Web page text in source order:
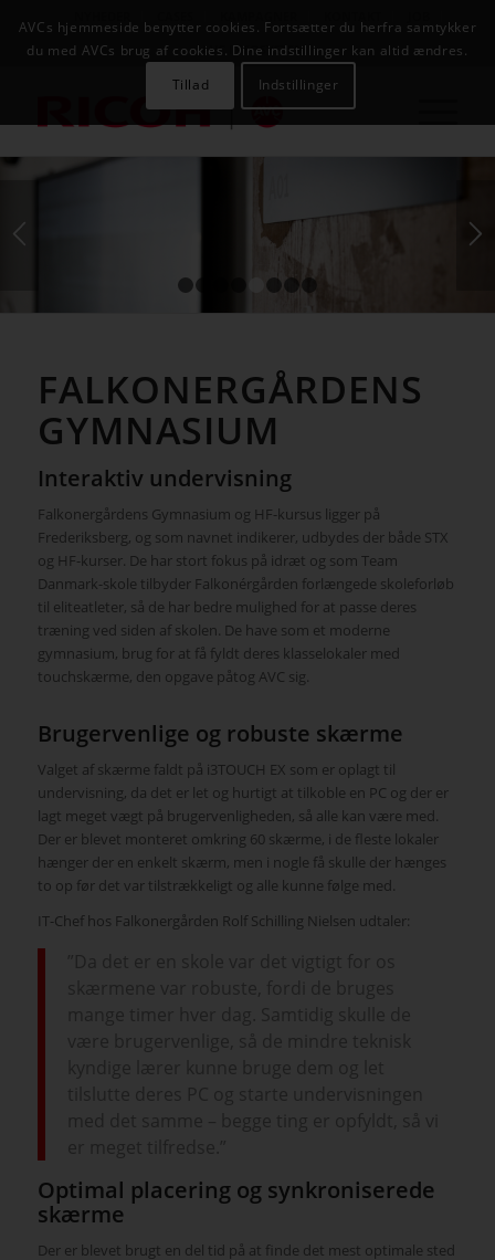
AVC INFOSYSTEM
2
FALKONERGÅRDENS
GYMNASIUM
Interaktiv undervisning
Falkonergårdens Gymnasium og HF-kursus ligger på
Frederiksberg, og som navnet indikerer, udbydes der både STX
og HF-kurser. De har stort fokus på idræt og som Team
Danmark-skole tilbyder Falkonérgården forlængede skoleforløb
til eliteatleter, så de har bedre mulighed for at passe deres
træning ved siden af skolen. De have som et moderne
gymnasium, brug for at få fyldt deres klasselokaler med
touchskærme, den opgave påtog AVC sig.
Brugervenlige og robuste skærme
Valget af skærme faldt på i3TOUCH EX som er oplagt til
undervisning, da det er let og hurtigt at tilkoble en PC og der er
lagt meget vægt på brugervenligheden, så alle kan være med.
Der er blevet monteret omkring 60 skærme, i de fleste lokaler
hænger der en enkelt skærm, men i nogle få skulle der hænges
to op før det var tilstrækkeligt og alle kunne følge med.
IT-Chef hos Falkonergården Rolf Schilling Nielsen udtaler:
Optimal placering og synkroniserede
skærme
Der er blevet brugt en del tid på at finde det mest optimale sted
AVCs hjemmeside benytter cookies. Fortsætter du herfra samtykker
du med AVCs brug af cookies. Dine indstillinger kan altid ændres.
Tillad
Indstillinger